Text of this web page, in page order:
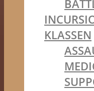
KLASSEN